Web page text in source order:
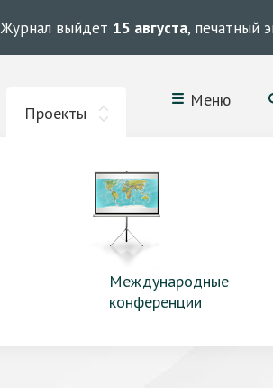
Журнал выйдет 15 августа, печатный
Проекты
Меню
Международные
конференции